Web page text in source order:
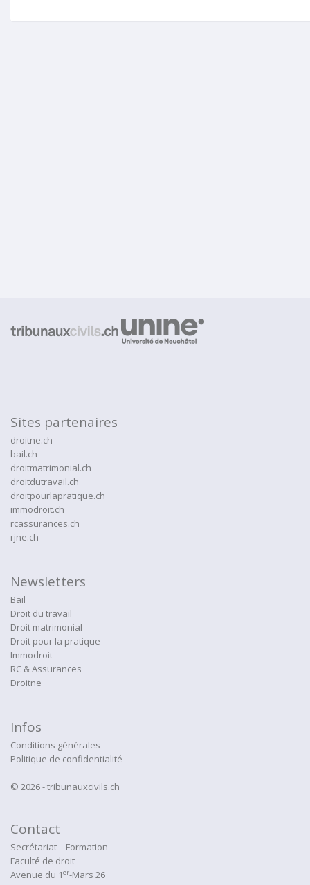
Sites partenaires
droitne.ch
bail.ch
droitmatrimonial.ch
droitdutravail.ch
droitpourlapratique.ch
immodroit.ch
rcassurances.ch
rjne.ch
Newsletters
Bail
Droit du travail
Droit matrimonial
Droit pour la pratique
Immodroit
RC & Assurances
Droitne
Infos
Conditions générales
Politique de confidentialité
© 2026 - tribunauxcivils.ch
Contact
Secrétariat – Formation
Faculté de droit
Avenue du 1er-Mars 26